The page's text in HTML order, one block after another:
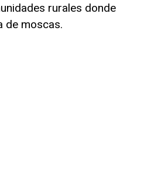
rurales donde
de moscas.